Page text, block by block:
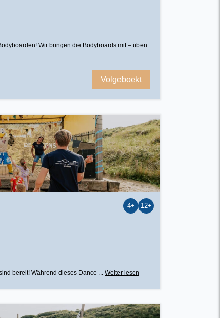
Wir bringen die Bodyboards mit – üben
Volgeboekt
4+ 12+
bereit! Während dieses Dance ... Weiter lesen